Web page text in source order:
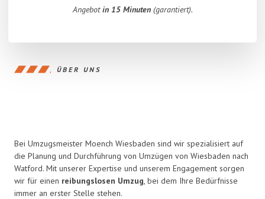
Angebotin 15 Minuten(garantiert).
ÜBER UNS
Bei Umzugsmeister Moench Wiesbaden sind wir spezialisiert auf
die Planung und Durchführung von Umzügen von Wiesbaden nach
Watford. Mit unserer Expertise und unserem Engagement sorgen
wir für einen reibungslosen Umzug, bei dem Ihre Bedürfnisse
immer an erster Stelle stehen.